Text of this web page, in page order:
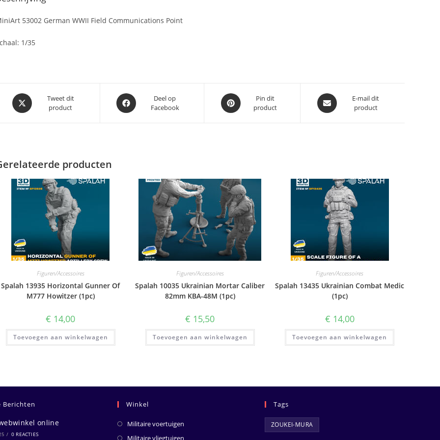
53002 German WWII Field Communications Point
1/35
Opent
in
Tweet dit
product
Opent
in
Deel op
Facebook
Opent
in
Pin dit
product
Opent
in
E-mail dit
product
producten
Figuren/Accessoires
Spalah 13935 Horizontal Gunner Of
M777 Howitzer (1pc)
€ 14,00
Toevoegen aan winkelwagen
Figuren/Accessoires
Spalah 10035 Ukrainian Mortar Caliber
82mm KBA-48M (1pc)
€ 15,50
Toevoegen aan winkelwagen
Figuren/Accessoires
Spalah 13435 Ukrainian Combat Medic
(1pc)
€ 14,00
Toevoegen aan winkelwagen
Berichten
online
/ 0 REACTIES
Winkel
Militaire voertuigen
Militaire vliegtuigen
Tags
ZOUKEI-MURA